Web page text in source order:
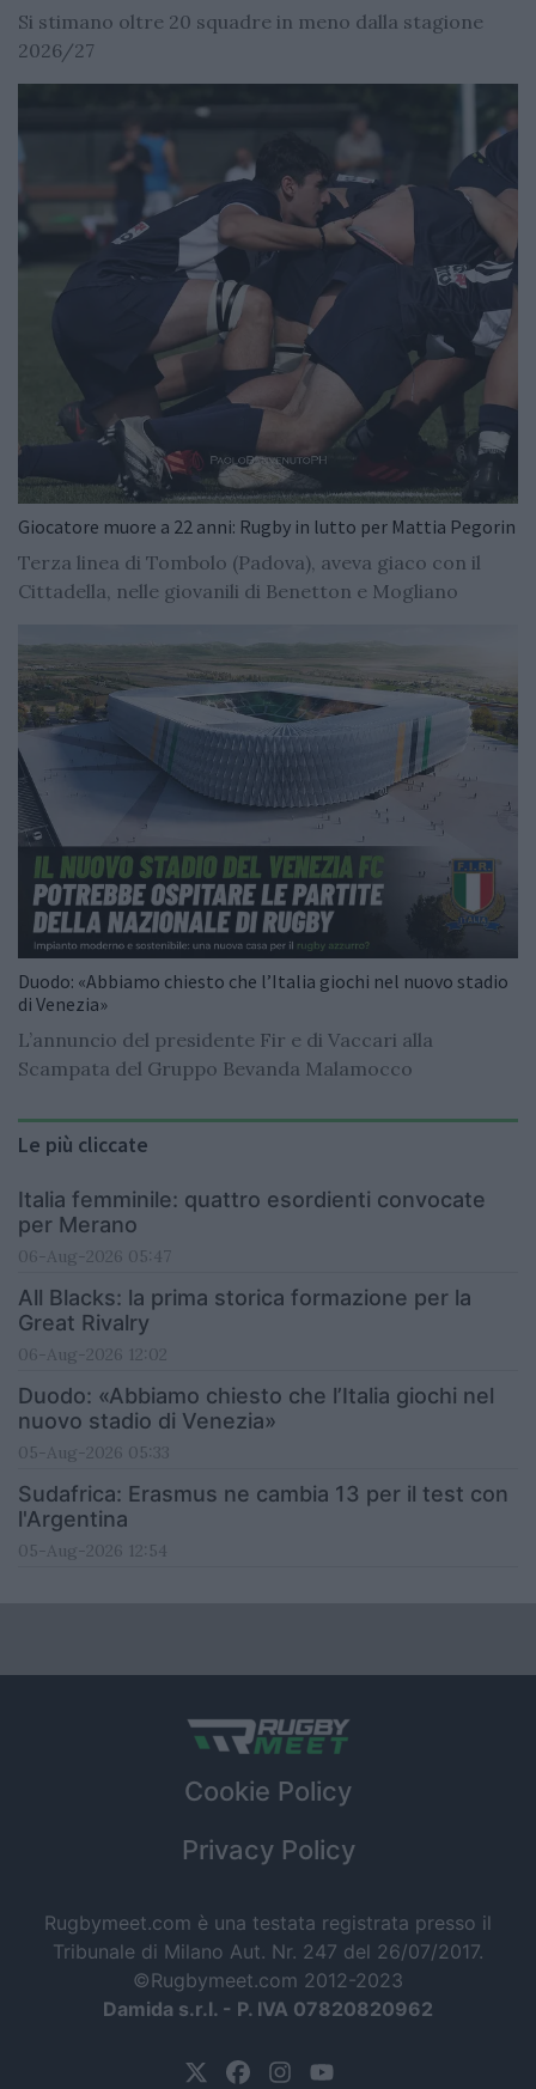
Si stimano oltre 20 squadre in meno dalla stagione
2026/27
Giocatore muore a 22 anni: Rugby in lutto per Mattia Pegorin
Terza linea di Tombolo (Padova), aveva giaco con il
Cittadella, nelle giovanili di Benetton e Mogliano
Duodo: «Abbiamo chiesto che l’Italia giochi nel nuovo stadio
di Venezia»
L’annuncio del presidente Fir e di Vaccari alla
Scampata del Gruppo Bevanda Malamocco
Le più cliccate
Italia femminile: quattro esordienti convocate
per Merano
06-Aug-2026 05:47
All Blacks: la prima storica formazione per la
Great Rivalry
06-Aug-2026 12:02
Duodo: «Abbiamo chiesto che l’Italia giochi nel
nuovo stadio di Venezia»
05-Aug-2026 05:33
Sudafrica: Erasmus ne cambia 13 per il test con
l'Argentina
05-Aug-2026 12:54
Cookie Policy
Privacy Policy
Rugbymeet.com è una testata registrata presso il
Tribunale di Milano Aut. Nr. 247 del 26/07/2017.
©Rugbymeet.com 2012-2023
Damida s.r.l. - P. IVA 07820820962